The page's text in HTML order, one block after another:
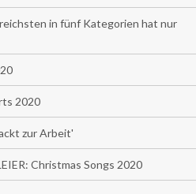
in fünf Kategorien hat nur
2020
zur Arbeit'
Christmas Songs 2020